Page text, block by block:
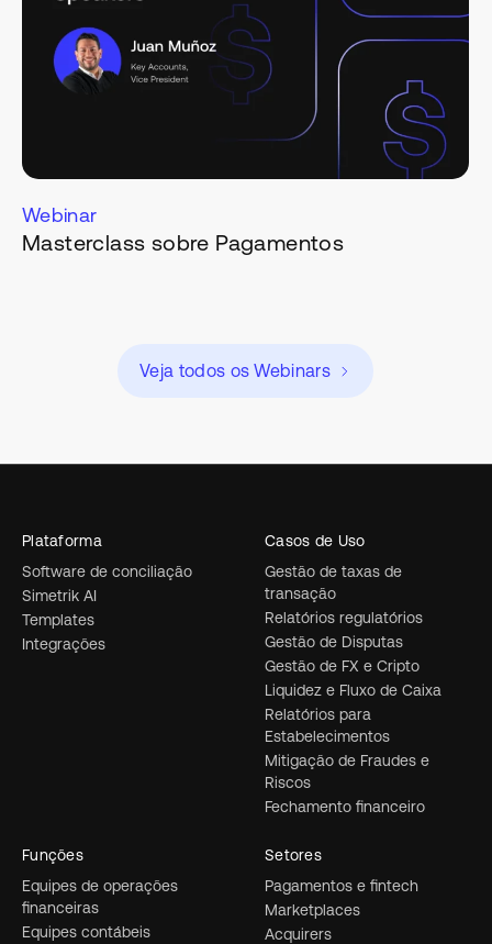
Webinar
Masterclass sobre Pagamentos
Veja todos os Webinars
Plataforma
Software de conciliação
Simetrik AI
Templates
Integrações
Casos de Uso
Gestão de taxas de
transação
Relatórios regulatórios
Gestão de Disputas
Gestão de FX e Cripto
Liquidez e Fluxo de Caixa
Relatórios para
Estabelecimentos
Mitigação de Fraudes e
Riscos
Fechamento financeiro
Setores
Pagamentos e fintech
Marketplaces
Acquirers
Funções
Equipes de operações
financeiras
Equipes contábeis